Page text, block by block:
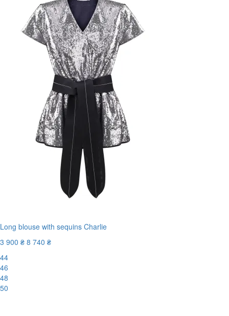
Long blouse with sequins Charlie
3 900 ₴ 8 740 ₴
44
46
48
50